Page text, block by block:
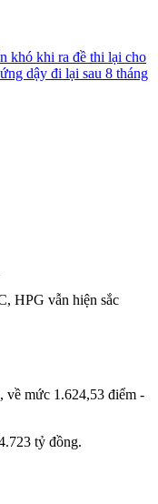
khó khi ra đề thi lại cho
dậy đi lại sau 8 tháng
HPG vẫn hiện sắc
về mức 1.624,53 điểm -
tỷ đồng.